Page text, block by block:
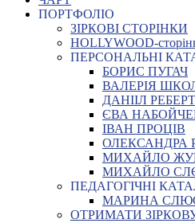
ПОРТФОЛІО
ЗІРКОВІ СТОРІНКИ
HOLLYWOOD-
ПЕРСОНАЛЬНІ
БОРИС ПУГАЧ
ВАЛЕРІЯ
ДАНІІЛ РЕБЕРТ
ЄВА
ІВАН ПРОЦІВ
ОЛЕКСАНДРА
МИХАЙЛО
МИХАЙЛО
ПЕДАГОГІЧНІ
МАРИНА
ОТРИМАТИ